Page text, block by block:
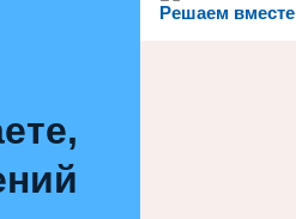
Решаем вместе